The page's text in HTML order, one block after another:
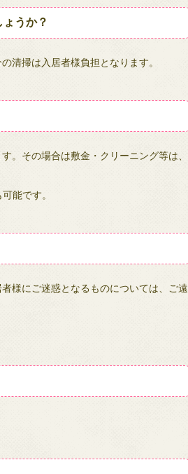
うか？
清掃は入居者様負担となります。
。その場合は敷金・クリーニング等は、
能です。
様にご迷惑となるものについては、ご遠